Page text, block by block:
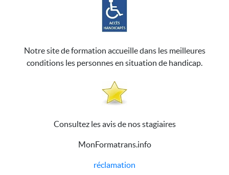
Notre site de formation accueille dans les meilleures
conditions les personnes en situation de handicap.
Consultez les avis de nos stagiaires
MonFormatrans.info
réclamation